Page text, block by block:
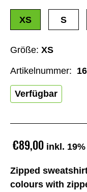
Zipped
colours with
€89,00 inkl.
Größe: XS
Verfügbar
XS S
Artikelnummer: